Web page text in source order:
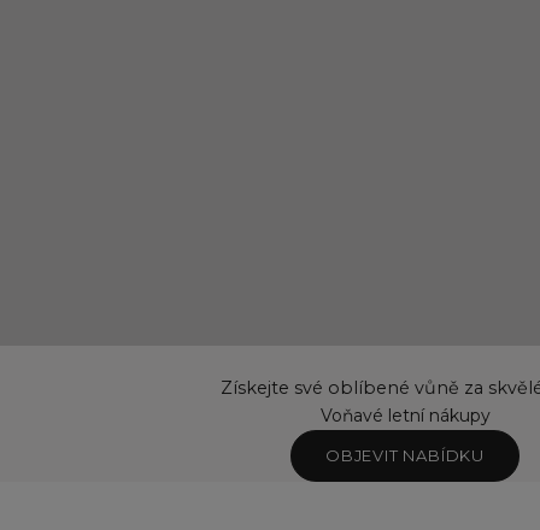
Získejte své oblíbené vůně za
Voňavé letní nákupy
OBJEVIT NABÍDKU